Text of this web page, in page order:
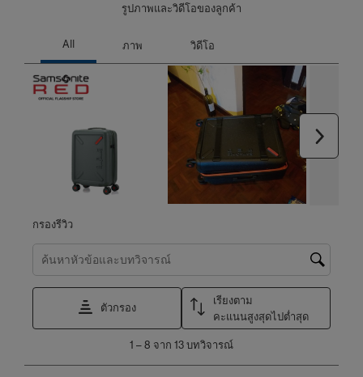
รูปภาพและวิดีโอของลูกค้า
กรองรีวิว
ค้นหาหัวข้อและตรวจสอบภูมิภาคการค้นหา
ตัวกรอง
เรียงตาม
คะแนนสูงสุดไปต่ำสุด
8
1 –8 จาก 13บทวิจารณ์